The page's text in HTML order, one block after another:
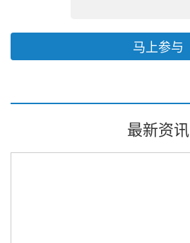
马上参与
最新资讯